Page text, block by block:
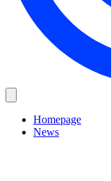
Homepage
News